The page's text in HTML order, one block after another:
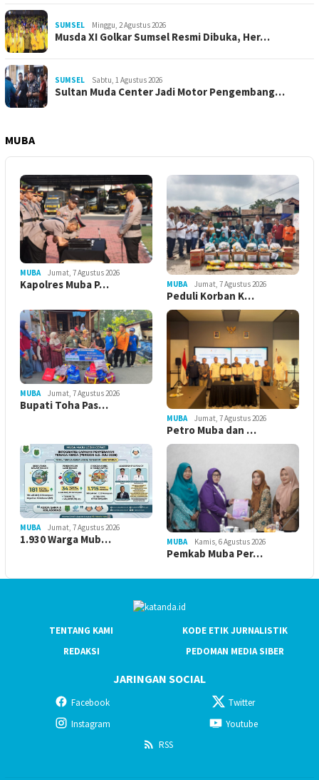
SUMSEL Minggu, 2 Agustus 2026
Musda XI Golkar Sumsel Resmi Dibuka, Her…
SUMSEL Sabtu, 1 Agustus 2026
Sultan Muda Center Jadi Motor Pengembang…
MUBA
MUBA Jumat, 7 Agustus 2026
Kapolres Muba P… MUBA Jumat, 7 Agustus 2026
Peduli Korban K…
MUBA Jumat, 7 Agustus 2026
Bupati Toha Pas…
MUBA Jumat, 7 Agustus 2026
Petro Muba dan …
MUBA Jumat, 7 Agustus 2026
1.930 Warga Mub… MUBA Kamis, 6 Agustus 2026
Pemkab Muba Per…
TENTANG KAMI
KODE ETIK JURNALISTIK
REDAKSI
PEDOMAN MEDIA SIBER
JARINGAN SOCIAL
Facebook
Twitter
Instagram
Youtube
RSS